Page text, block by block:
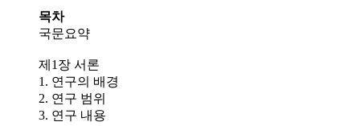
목차
국문요약
제1장 서론
1. 연구의 배경
2. 연구 범위
3. 연구 내용